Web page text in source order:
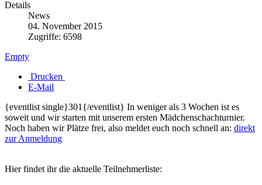
Details
News
04. November 2015
Zugriffe: 6598
Empty
Drucken
E-Mail
{eventlist single}301{/eventlist} In weniger als 3 Wochen ist es
soweit und wir starten mit unserem ersten Mädchenschachturnier.
Noch haben wir Plätze frei, also meldet euch noch schnell an: direkt
zur Anmeldung
Hier findet ihr die aktuelle Teilnehmerliste: